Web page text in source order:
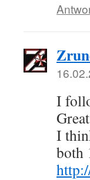
I
I
both